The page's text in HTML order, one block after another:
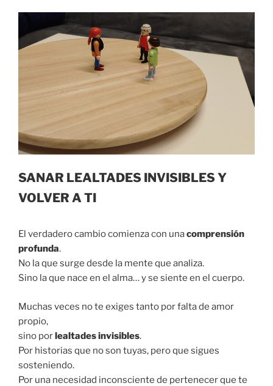
LA
SOLUCIÓN»
SANAR LEALTADES INVISIBLES Y
VOLVER A TI
El verdadero cambio comienza con unacomprensión
profunda.
No la que surge desde la mente que analiza.
Sino la que nace en el alma… y se siente en el cuerpo.
Muchas veces no te exiges tanto por falta de amor
propio,
sino porlealtades invisibles.
Por historias que no son tuyas, pero que sigues
sosteniendo.
Por una necesidad inconsciente de pertenecer que te